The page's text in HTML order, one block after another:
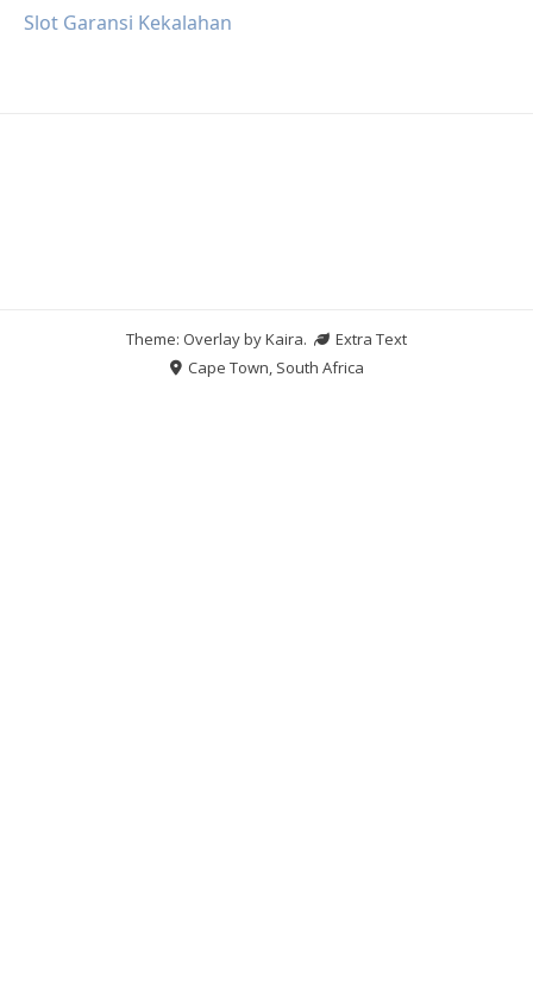
Slot Garansi Kekalahan
Theme: Overlay byKaira.
Extra Text
Cape Town, South Africa